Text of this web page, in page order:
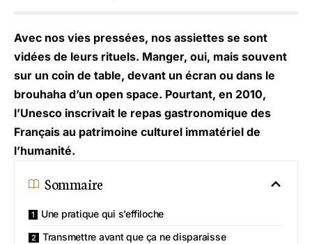
Avec nos vies pressées, nos assiettes se sont
vidées de leurs rituels. Manger, oui, mais souvent
sur un coin de table, devant un écran ou dans le
brouhaha d’un open space. Pourtant, en 2010,
l’Unesco inscrivait le repas gastronomique des
Français au patrimoine culturel immatériel de
l’humanité.
Sommaire
Une pratique qui s’effiloche
Transmettre avant que ça ne disparaisse